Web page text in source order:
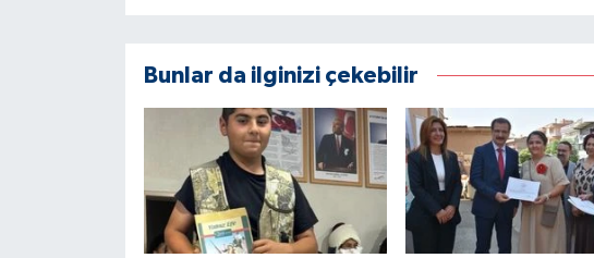
Bunlar da ilginizi çekebilir